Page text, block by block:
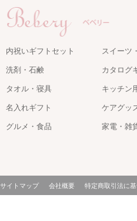
内祝いギフトセット
スイーツ
洗剤・石鹸
カタログ
タオル・寝具
キッチン
名入れギフト
ケアグッ
グルメ・食品
家電・雑
サイトマップ 会社概要 特定商取引法に